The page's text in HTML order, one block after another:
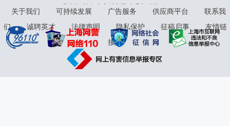
jubao@eastmoney.com
31010402000120号版权所有:东方财富网意见与建议:4000300059/952500
关于我们 可持续发展 广告服务 供应商平台
联系我
们
诚聘英才 法律声明 隐私保护 征稿启事
友情链
接